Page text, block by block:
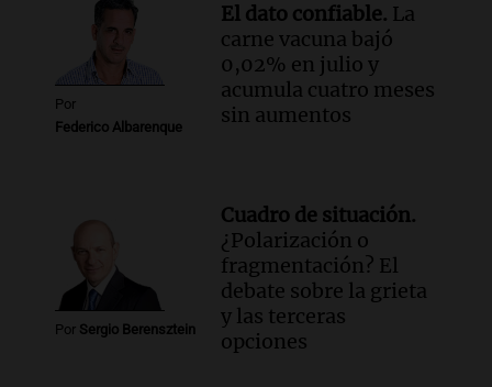
Por
Federico Albarenque
El dato confiable. La
carne vacuna bajó
0,02% en julio y
acumula cuatro meses
sin aumentos
Por Sergio Berensztein
Cuadro de situación.
¿Polarización o
fragmentación? El
debate sobre la grieta
y las terceras
opciones